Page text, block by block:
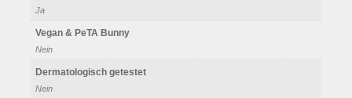
Ja
Vegan & PeTA Bunny
Nein
Dermatologisch getestet
Nein